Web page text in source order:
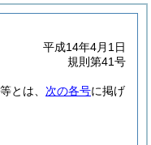
平成14年4月1日
規則第41号
とは、 次の各号に掲げ